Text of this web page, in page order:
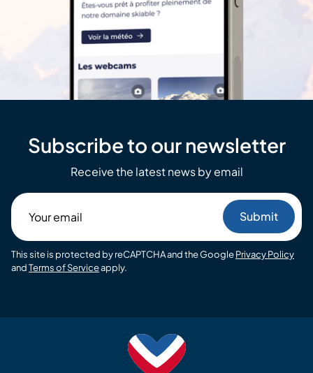
Subscribe to our newsletter
Receive the latest news by email
email
This site is protected by reCAPTCHA and the GooglePrivacy Policy
andTerms of Serviceapply.